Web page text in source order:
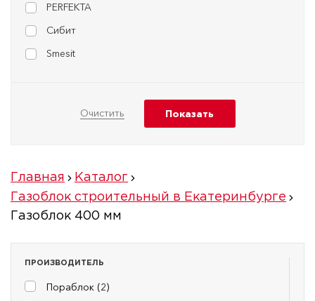
PERFEKTA
Сибит
Smesit
Главная
Каталог
Газоблок строительный в Екатеринбурге
Газоблок 400 мм
ПРОИЗВОДИТЕЛЬ
Пораблок (2)